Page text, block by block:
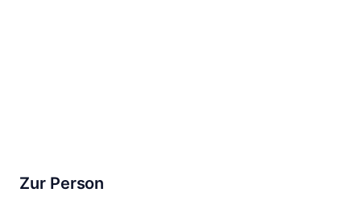
Zur Person